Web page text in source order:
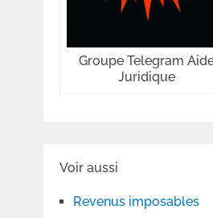
Groupe Telegram
Juridique
Voir aussi
Revenus imposables